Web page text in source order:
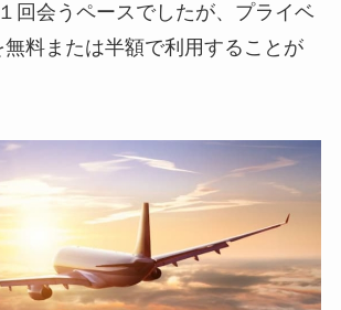
回会うペースでしたが、プライベ
料または半額で利用することが